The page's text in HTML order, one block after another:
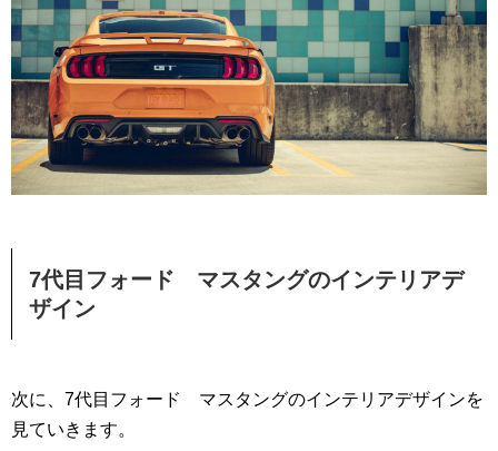
7代目フォード マスタングのインテリアデ
ザイン
次に、7代目フォード マスタングのインテリアデザインを
見ていきます。